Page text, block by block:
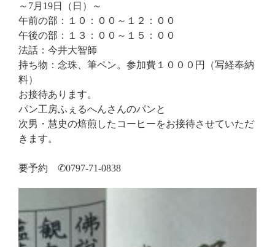
～7月19日（日）～
午前の部：１０：００～１２：００
午後の部：１３：００～１５：００
法話：今井大智師
持ち物：念珠、筆ペン。参加費１０００円（写経奉納
料）
お接待あります。
パン工房ふぇるへんさんのパンと
次男・慧史の焙煎したコーヒーをお接待させていただ
きます。
要予約 ✆0797-71-0838